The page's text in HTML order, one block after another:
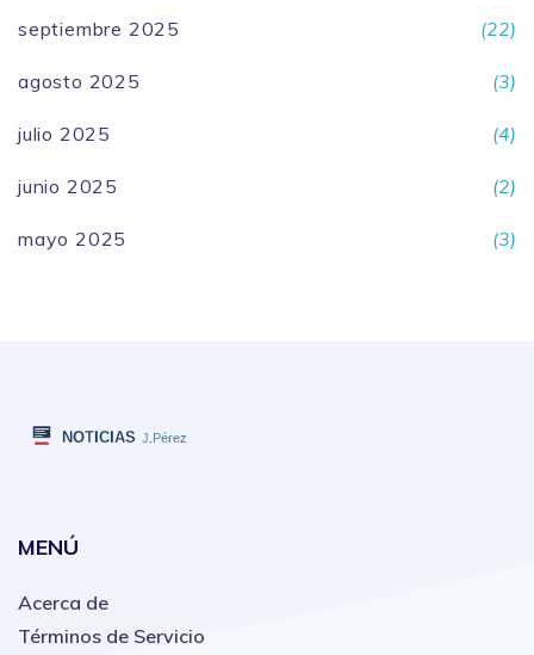
septiembre 2025 (22)
agosto 2025 (3)
julio 2025 (4)
junio 2025 (2)
mayo 2025 (3)
MENÚ
Acerca de
Términos de Servicio